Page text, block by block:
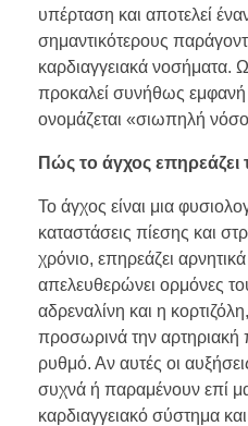
υπέρταση και αποτελεί
σημαντικότερους
καρδιαγγειακά νοσήματα.
προκαλεί συνήθως εμφανή
ονομάζεται «σιωπηλή
Πώς το άγχος επηρεάζει
Το άγχος είναι μια
καταστάσεις πίεσης και
χρόνιο, επηρεάζει
απελευθερώνει ορμόνες
αδρεναλίνη και η
προσωρινά την αρτηριακή
ρυθμό. Αν αυτές οι
συχνά ή παραμένουν επί
καρδιαγγειακό σύστημα